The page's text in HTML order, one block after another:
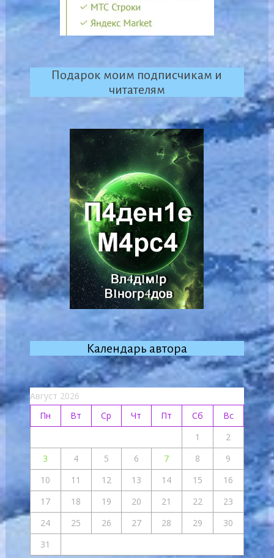
Подарок моим подписчикам и
читателям
Календарь автора
Август 2026
Пн
Вт Ср Чт Пт Сб
Вс
1
2
3
4 5 6 7 8
9
10
11 12 13 14 15
16
17
18 19 20 21 22
23
24
25 26 27 28 29
30
31